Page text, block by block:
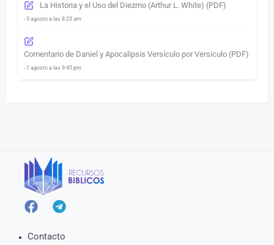
La Historia y el Uso del Diezmo (Arthur L. White) (PDF)
- 3 agosto a las 8:23 am
Comentario de Daniel y Apocalipsis Versículo por Versículo (PDF)
- 1 agosto a las 9:45 pm
Contacto